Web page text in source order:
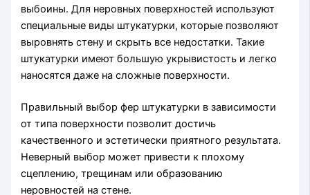
выбоины. Для неровных поверхностей используют
специальные виды штукатурки, которые позволяют
выровнять стену и скрыть все недостатки. Такие
штукатурки имеют большую укрывистость и легко
наносятся даже на сложные поверхности.
Правильный выбор фер штукатурки в зависимости
от типа поверхности позволит достичь
качественного и эстетически приятного результата.
Неверный выбор может привести к плохому
сцеплению, трещинам или образованию
неровностей на стене.